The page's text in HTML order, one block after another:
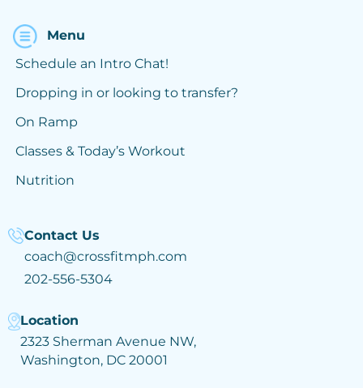
Menu
Schedule an Intro Chat!
Dropping in or looking to transfer?
On Ramp
Classes & Today’s Workout
Nutrition
Contact Us
coach@crossfitmph.com
202-556-5304
Location
2323 Sherman Avenue NW,
Washington, DC 20001